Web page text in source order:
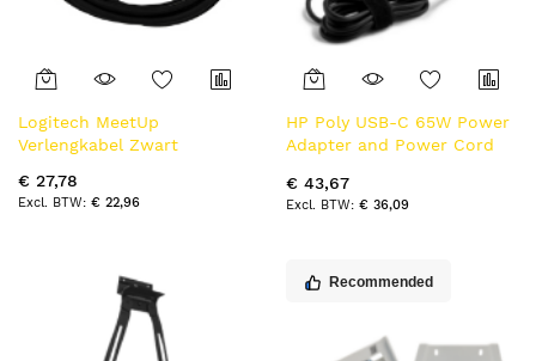
Logitech MeetUp
Verlengkabel Zwart
€ 27,78
€ 22,96
HP Poly USB-C 65W Power
Adapter and Power Cord
€ 43,67
€ 36,09
Recommended